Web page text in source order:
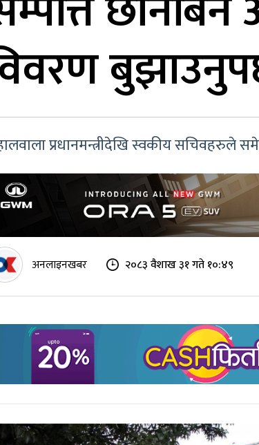
प्रधानमन्त्रीदेखि स्वकीय सचिवहरुले
अनलाइनखबर २०८३ वैशाख ३१ गते १०:४९